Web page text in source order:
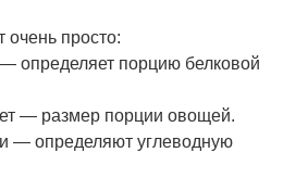
очень просто:
определяет порцию белковой
— размер порции овощей.
— определяют углеводную